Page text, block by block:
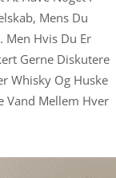
Mens Du
Men Hvis Du Er
Gerne Diskutere
Whisky Og Huske
Vand Mellem Hver